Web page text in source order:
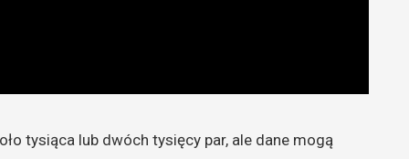
tysiąca lub dwóch tysięcy par, ale dane mogą